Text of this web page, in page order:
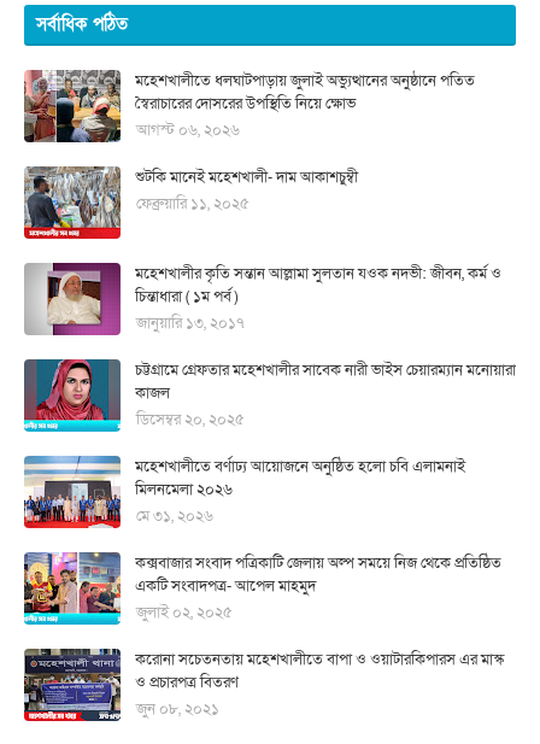
সর্বাধিক পঠিত
মহেশখালীতে ধলঘাটপাড়ায় জুলাই অভ্যুত্থানের অনুষ্ঠানে পতিত
স্বৈরাচারের দোসরের উপস্থিতি নিয়ে ক্ষোভ
আগস্ট ০৬, ২০২৬
শুটকি মানেই মহেশখালী- দাম আকাশচুম্বী
ফেব্রুয়ারি ১১, ২০২৫
মহেশখালীর কৃতি সন্তান আল্লামা সুলতান যওক নদভী: জীবন, কর্ম ও
চিন্তাধারা ( ১ম পর্ব )
জানুয়ারি ১৩, ২০১৭
চট্টগ্রামে গ্রেফতার মহেশখালীর সাবেক নারী ভাইস চেয়ারম্যান মনোয়ারা
কাজল
ডিসেম্বর ২০, ২০২৫
মহেশখালীতে বর্ণাঢ্য আয়োজনে অনুষ্ঠিত হলো চবি এলামনাই
মিলনমেলা ২০২৬
মে ৩১, ২০২৬
কক্সবাজার সংবাদ পত্রিকাটি জেলায় অল্প সময়ে নিজ থেকে প্রতিষ্ঠিত
একটি সংবাদপত্র- আপেল মাহমুদ
জুলাই ০২, ২০২৫
করোনা সচেতনতায় মহেশখালীতে বাপা ও ওয়াটারকিপারস এর মাস্ক
ও প্রচারপত্র বিতরণ
জুন ০৮, ২০২১